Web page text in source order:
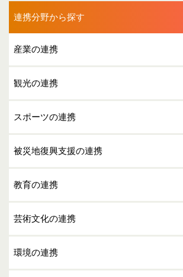
連携分野から探す
産業の連携
観光の連携
スポーツの連携
被災地復興支援の連携
教育の連携
芸術文化の連携
環境の連携